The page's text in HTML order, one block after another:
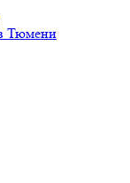
Тюмени